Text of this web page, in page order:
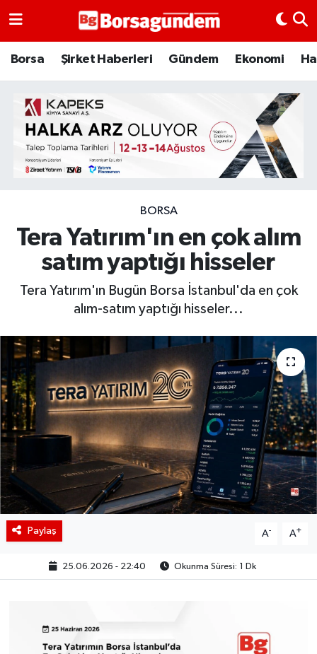
Borsa Şirket Haberleri Gündem Ekonomi
BORSA
Tera Yatırım'ın en çok alım
satım yaptığı hisseler
Tera Yatırım'ın Bugün Borsa İstanbul'da en çok
alım-satım yaptığı hisseler...
Paylaş A- A+
25.06.2026 - 22:40 Okunma Süresi: 1 Dk
Borsa
Emtia
Galeri
Bitcoin
Şirket Haberleri
Borsa Gundem
BIST 100 Isı Haritası
Coin Isı Haritası
Ekonomik Takvim
Kiripto Para Piyasası
Gizlilik Sözleşmesi
Hakkımızda
İletişim